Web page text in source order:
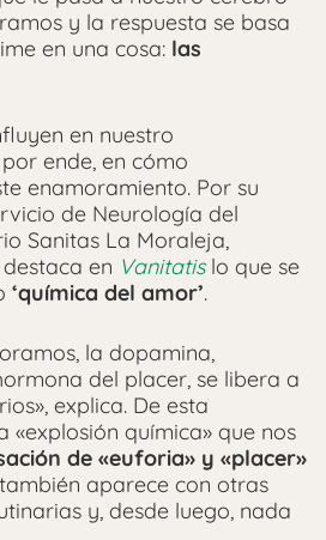
y la respuesta se basa
en una cosa: las
en nuestro
ende, en cómo
enamoramiento. Por su
de Neurología del
Sanitas La Moraleja,
en Vanitatis lo que se
‘química del amor’.
la dopamina,
del placer, se libera a
explica. De esta
«explosión química» que nos
de «euforia» y «placer»
aparece con otras
y, desde luego, nada